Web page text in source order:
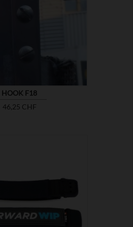
HOOK F18
Prix
46,25 CHF